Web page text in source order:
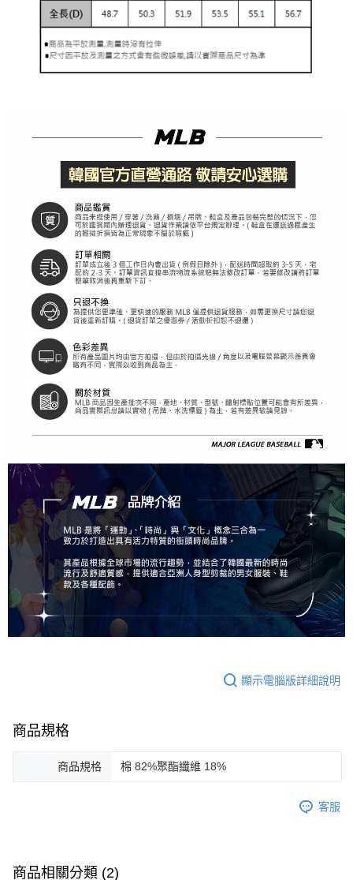
顯示電腦版詳細說明
商品規格
商品規格 棉 82%聚酯纖維 18%
客服
商品相關分類 (2)